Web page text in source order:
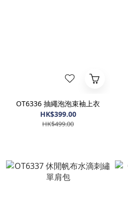
OT6336 抽繩泡泡束袖上衣
HK$399.00
HK$499.00